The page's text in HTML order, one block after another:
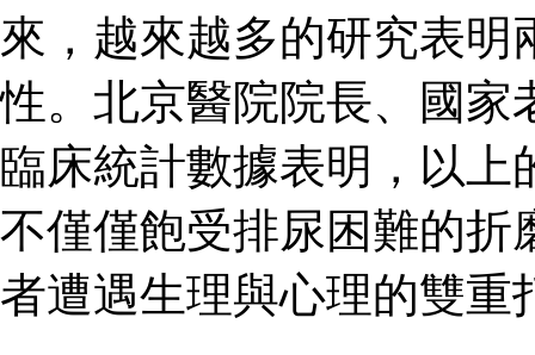
來，越來越多的研究表
性。北京醫院院長、國家
臨床統計數據表明，以上
不僅僅飽受排尿困難的折
者遭遇生理與心理的雙重